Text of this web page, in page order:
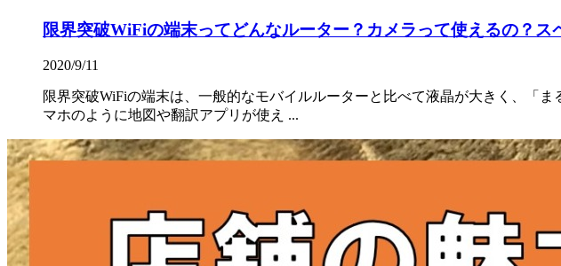
限界突破WiFiの端末ってどんなルーター？カメラって使えるの？ス
2020/9/11
限界突破WiFiの端末は、一般的なモバイルルーターと比べて液晶が大きく、「
マホのように地図や翻訳アプリが使え ...